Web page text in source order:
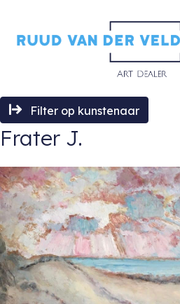
Filter op kunstenaar
Frater J.